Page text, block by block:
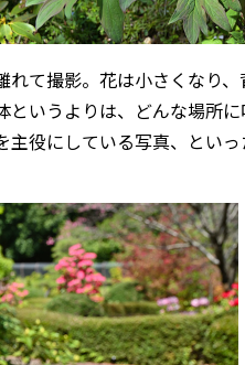
れて撮影。花は小さくなり
というよりは、どんな場所
主役にしている写真、とい